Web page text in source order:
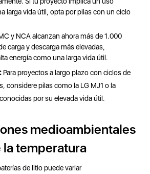
larga vida útil, opta por pilas con un ciclo
y NCA alcanzan ahora más de 1.000
carga y descarga más elevadas,
energía como una larga vida útil.
Para proyectos a largo plazo con ciclos de
considere pilas como la LG MJ1 o la
por su elevada vida útil.
medioambientales
la temperatura
de litio puede variar